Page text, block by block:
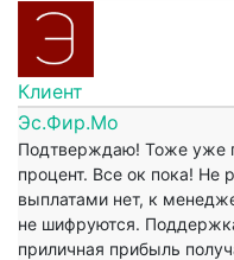
Клиент
Эс.Фир.Мо
Подтверждаю! Тоже уже
процент. Все ок пока! Не
выплатами нет, к
не шифруются.
приличная прибыль